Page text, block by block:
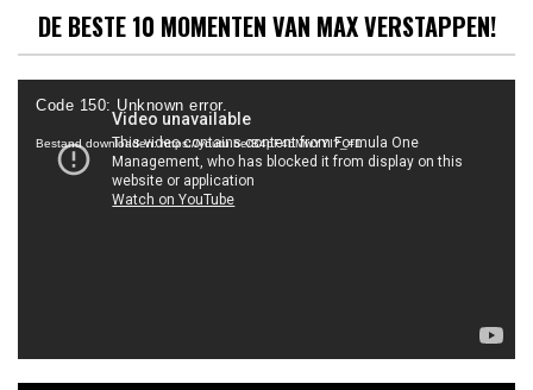
DE BESTE 10 MOMENTEN VAN MAX VERSTAPPEN!
Videospeler
Code 150: Unknown error.
Bestand downloaden: https://youtu.be/B4pF4bMwYYI?_=1